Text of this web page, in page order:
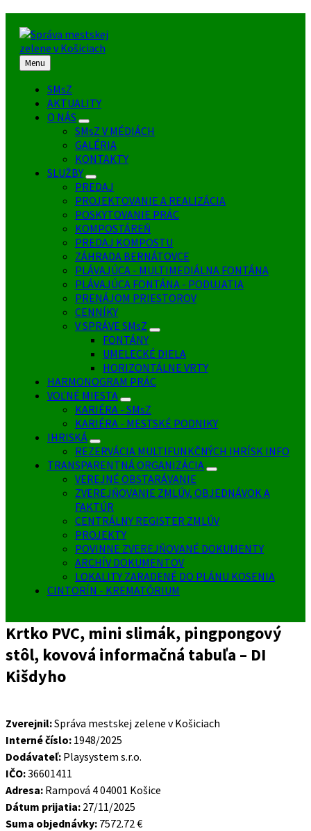
Menu
SMsZ
AKTUALITY
O NÁS
SMsZ V MÉDIÁCH
GALÉRIA
KONTAKTY
SLUŽBY
PREDAJ
PROJEKTOVANIE A REALIZÁCIA
POSKYTOVANIE PRÁC
KOMPOSTÁREŇ
PREDAJ KOMPOSTU
ZÁHRADA BERNÁTOVCE
PLÁVAJÚCA - MULTIMEDIÁLNA FONTÁNA
PLÁVAJÚCA FONTÁNA - PODUJATIA
PRENÁJOM PRIESTOROV
CENNÍKY
V SPRÁVE SMsZ
FONTÁNY
UMELECKÉ DIELA
HORIZONTÁLNE VRTY
HARMONOGRAM PRÁC
VOĽNÉ MIESTA
KARIÉRA - SMsZ
KARIÉRA - MESTSKÉ PODNIKY
IHRISKÁ
REZERVÁCIA MULTIFUNKČNÝCH IHRÍSK INFO
TRANSPARENTNÁ ORGANIZÁCIA
VEREJNÉ OBSTARÁVANIE
ZVEREJŇOVANIE ZMLÚV, OBJEDNÁVOK A
FAKTÚR
CENTRÁLNY REGISTER ZMLÚV
PROJEKTY
POVINNE ZVEREJŇOVANÉ DOKUMENTY
ARCHÍV DOKUMENTOV
LOKALITY ZARADENÉ DO PLÁNU KOSENIA
CINTORÍN - KREMATÓRIUM
Krtko PVC, mini slimák, pingpongový
stôl, kovová informačná tabuľa – DI
Kišdyho
Zverejnil:Správa mestskej zelene v Košiciach
Interné číslo: 1948/2025
Dodávateľ: Playsystem s.r.o.
IČO:36601411
Adresa: Rampová 4 04001 Košice
Dátum prijatia: 27/11/2025
Suma objednávky: 7572.72 €